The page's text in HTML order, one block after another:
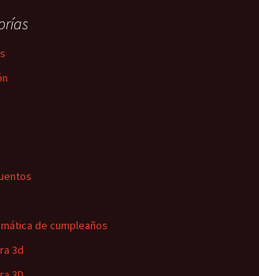
de cumpleaños
3d